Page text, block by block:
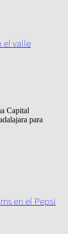
el valle
Capital
para
en el Pepsi